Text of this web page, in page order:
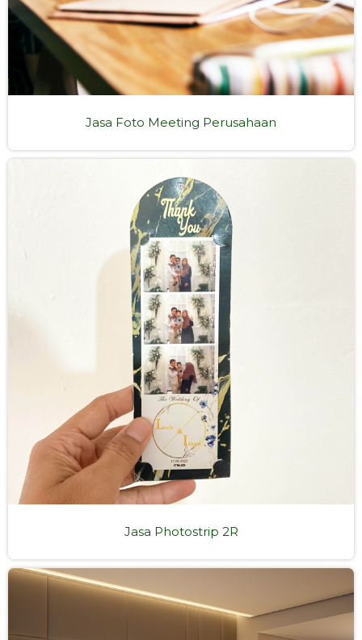
Jasa Foto Meeting Perusahaan
Jasa Photostrip 2R